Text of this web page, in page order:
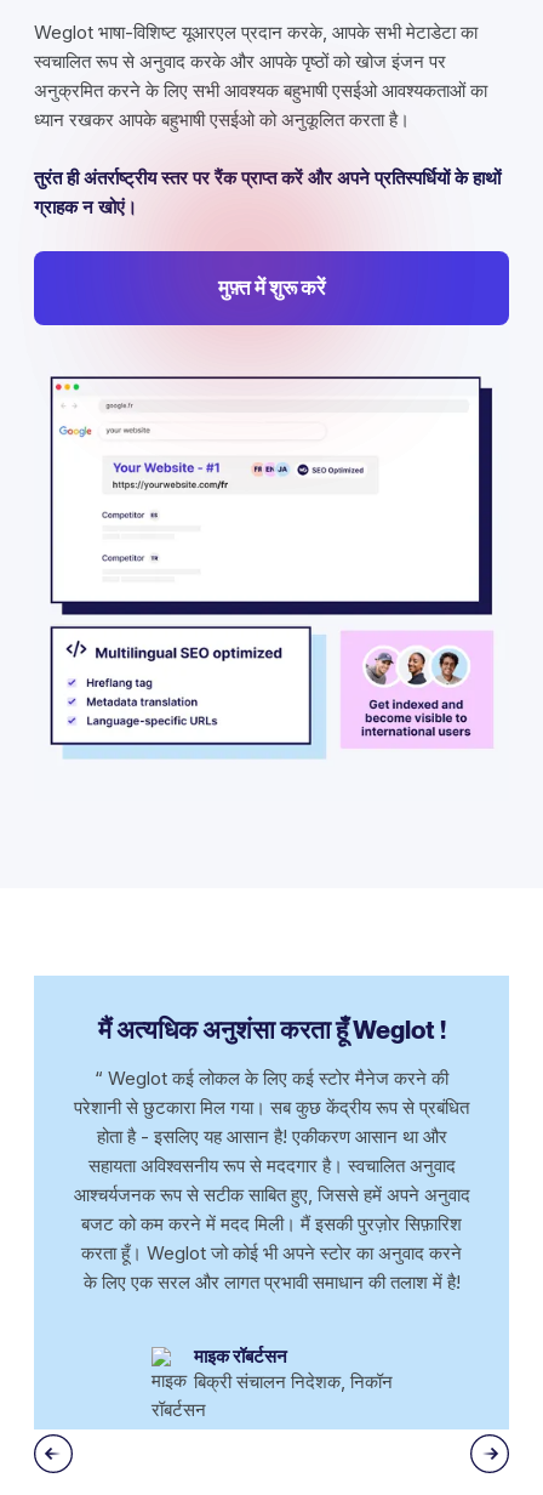
Weglot भाषा-विशिष्ट यूआरएल प्रदान करके, आपके सभी मेटाडेटा का
स्वचालित रूप से अनुवाद करके और आपके पृष्ठों को खोज इंजन पर
अनुक्रमित करने के लिए सभी आवश्यक बहुभाषी एसईओ आवश्यकताओं का
ध्यान रखकर आपके बहुभाषी एसईओ को अनुकूलित करता है।
तुरंत ही अंतर्राष्ट्रीय स्तर पर रैंक प्राप्त करें और अपने प्रतिस्पर्धियों के हाथों
ग्राहक न खोएं।
मुफ़्त में शुरू करें
मैं अत्यधिक अनुशंसा करता हूँ Weglot !
“ Weglot कई लोकल के लिए कई स्टोर मैनेज करने की
परेशानी से छुटकारा मिल गया। सब कुछ केंद्रीय रूप से प्रबंधित
होता है - इसलिए यह आसान है! एकीकरण आसान था और
सहायता अविश्वसनीय रूप से मददगार है। स्वचालित अनुवाद
आश्चर्यजनक रूप से सटीक साबित हुए, जिससे हमें अपने अनुवाद
बजट को कम करने में मदद मिली। मैं इसकी पुरज़ोर सिफ़ारिश
करता हूँ। Weglot जो कोई भी अपने स्टोर का अनुवाद करने
के लिए एक सरल और लागत प्रभावी समाधान की तलाश में है!
माइक रॉबर्टसन
बिक्री संचालन निदेशक, निकॉन